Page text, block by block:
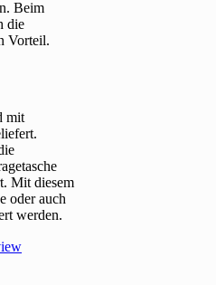
Beim
die
Vorteil.
mit
Mit diesem
oder auch
werden.